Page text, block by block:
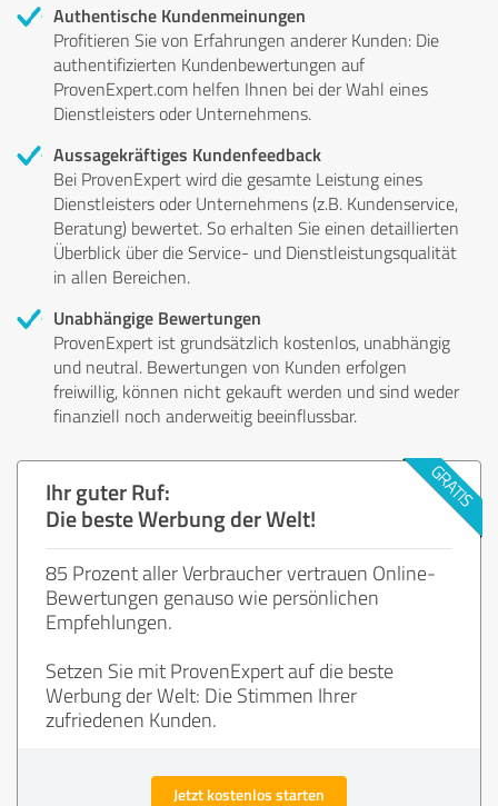
Authentische Kundenmeinungen
Profitieren Sie von Erfahrungen anderer Kunden: Die
authentifizierten Kundenbewertungen auf
ProvenExpert.com helfen Ihnen bei der Wahl eines
Dienstleisters oder Unternehmens.
Aussagekräftiges Kundenfeedback
Bei ProvenExpert wird die gesamte Leistung eines
Dienstleisters oder Unternehmens (z.B. Kundenservice,
Beratung) bewertet. So erhalten Sie einen detaillierten
Überblick über die Service- und Dienstleistungsqualität
in allen Bereichen.
Unabhängige Bewertungen
ProvenExpert ist grundsätzlich kostenlos, unabhängig
und neutral. Bewertungen von Kunden erfolgen
freiwillig, können nicht gekauft werden und sind weder
finanziell noch anderweitig beeinflussbar.
Ihr guter Ruf:
Die beste Werbung der Welt!
85 Prozent aller Verbraucher vertrauen Online-
Bewertungen genauso wie persönlichen
Empfehlungen.
Setzen Sie mit ProvenExpert auf die beste
Werbung der Welt: Die Stimmen Ihrer
zufriedenen Kunden.
Jetzt kostenlos starten